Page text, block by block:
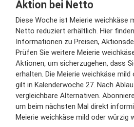
Aktion bei Netto
Diese Woche ist Meierie weichkäse
Netto reduziert erhältlich. Hier
Informationen zu Preisen,
Prüfen Sie weitere Meierie
Aktionen, um sicherzugehen, dass
erhalten. Die Meierie weichkäse
gilt in Kalenderwoche 27. Nach
vergleichbare Alternativen.
um beim nächsten Mal direkt
Meierie weichkäse mild oder würzig